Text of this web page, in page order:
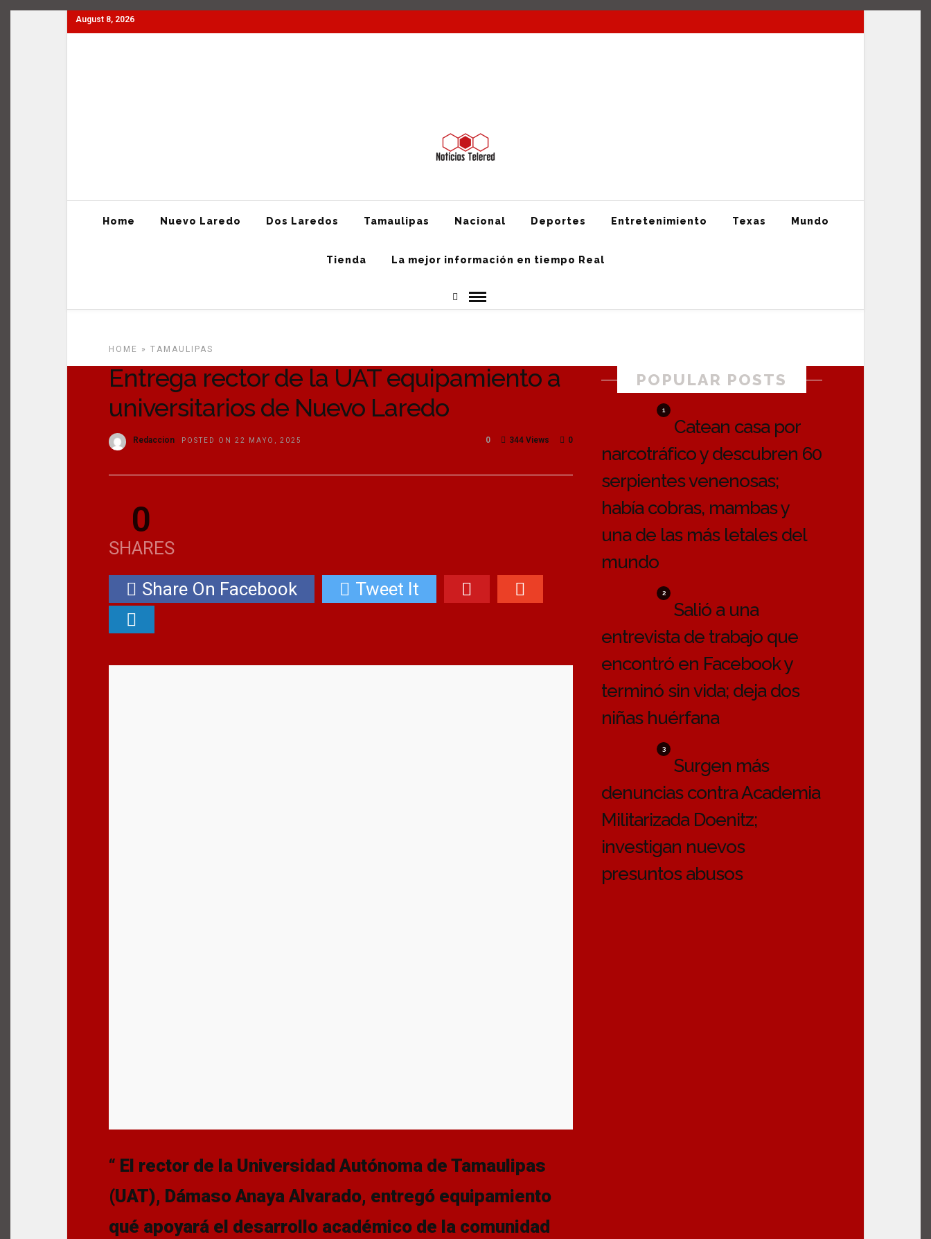
August 8, 2026
Home Nuevo Laredo Dos Laredos Tamaulipas Nacional Deportes Entretenimiento Texas Mundo
Tienda La mejor información en tiempo Real
HOME » TAMAULIPAS
Entrega rector de la UAT equipamiento a
universitarios de Nuevo Laredo
Redaccion POSTED ON 22 MAYO, 2025 0
344 Views
0
0
SHARES
Share On Facebook
Tweet It
“ El rector de la Universidad Autónoma de Tamaulipas
(UAT), Dámaso Anaya Alvarado, entregó equipamiento
qué apoyará el desarrollo académico de la comunidad
POPULAR POSTS
1
Catean casa por
narcotráfico y descubren 60
serpientes venenosas;
había cobras, mambas y
una de las más letales del
mundo
2
Salió a una
entrevista de trabajo que
encontró en Facebook y
terminó sin vida; deja dos
niñas huérfana
3
Surgen más
denuncias contra Academia
Militarizada Doenitz;
investigan nuevos
presuntos abusos